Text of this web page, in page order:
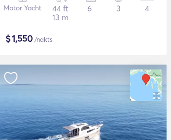
Motor Yacht
44 ft
13 m
6 3 4
$1,550 /nakts